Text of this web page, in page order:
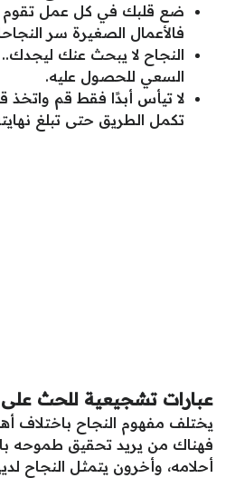
ضع قلبك في كل عمل تقوم
فالأعمال الصغيرة سر
النجاح لا يبحث عنك
السعي للحصول عليه.
لا تيأس أبدًا فقط قم
تكمل الطريق حتى تبلغ
عبارات تشجيعية للحث على
يختلف مفهوم النجاح باختلاف
فهناك من يريد تحقيق طموحه
أحلامه، وأخرون يتمثل النجاح